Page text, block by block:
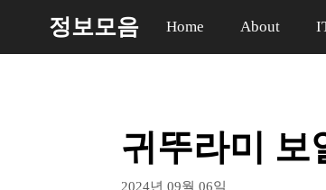
정보모음 Home About
귀뚜라미 보
2024년 09월 06일